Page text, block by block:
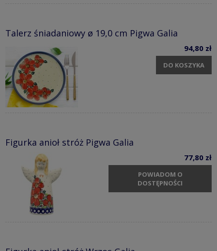
Talerz śniadaniowy ø 19,0 cm Pigwa Galia
94,80 zł
DO KOSZYKA
Figurka anioł stróż Pigwa Galia
77,80 zł
POWIADOM O
DOSTĘPNOŚCI